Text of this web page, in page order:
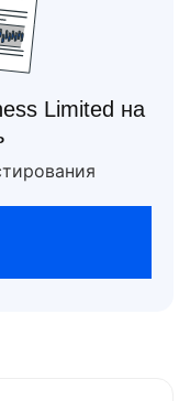
Limited на